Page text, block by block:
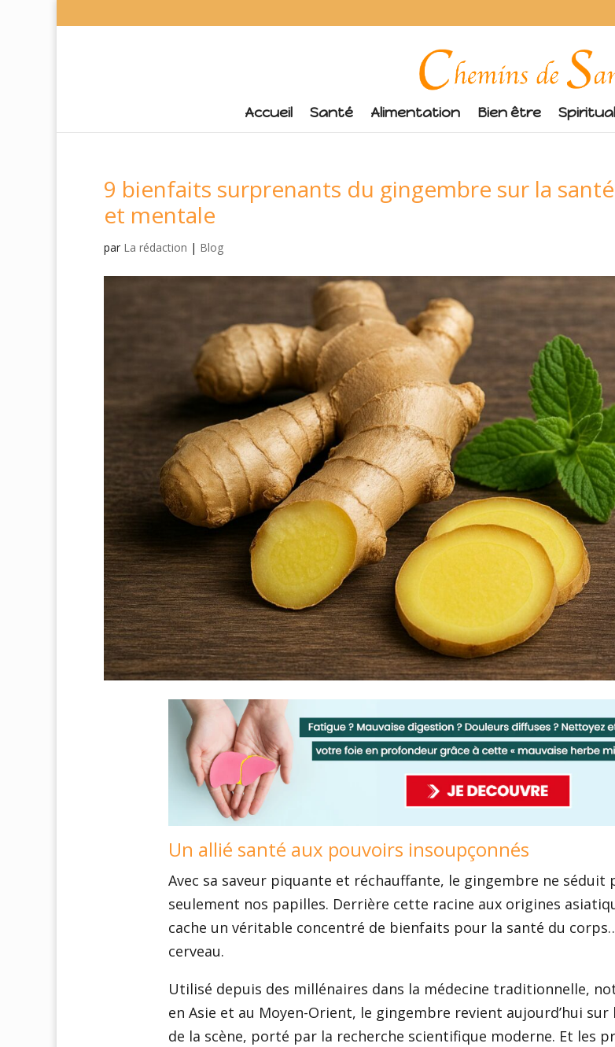
Accueil Santé Alimentation Bien être
9 bienfaits surprenants du gingembre sur la
et mentale
par La rédaction | Blog
Un allié santé aux pouvoirs insoupçonnés
Avec sa saveur piquante et réchauffante, le gingembre ne séduit
seulement nos papilles. Derrière cette racine aux origines
cache un véritable concentré de bienfaits pour la santé du
cerveau.
Utilisé depuis des millénaires dans la médecine traditionnelle,
en Asie et au Moyen-Orient, le gingembre revient aujourd’hui sur
de la scène, porté par la recherche scientifique moderne. Et les